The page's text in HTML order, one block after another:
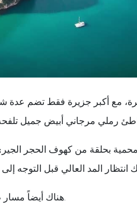
بحلقة من كهوف الحجر
هناك أيضاً مسار طبيعي قصير يمكنك المشي فيه أثناء إقامتك.